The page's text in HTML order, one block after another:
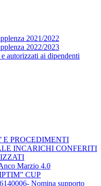
2021/2022
2022/2023
autorizzati ai dipendenti
E PROCEDIMENTI
INCARICHI CONFERITI
Marzio 4.0
CUP
Nomina supporto